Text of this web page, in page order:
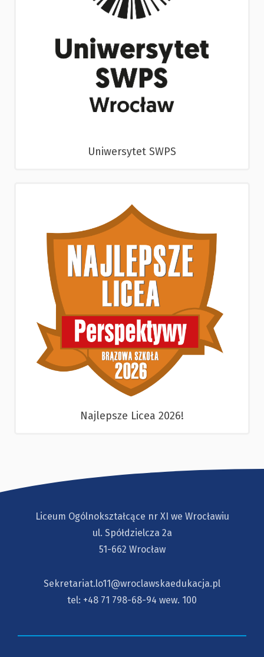
Uniwersytet SWPS
Najlepsze Licea 2026!
Liceum Ogólnokształcące nr XI we Wrocławiu
ul. Spółdzielcza 2a
51-662 Wrocław
Sekretariat.lo11@wroclawskaedukacja.pl
tel: +48 71 798-68-94 wew. 100